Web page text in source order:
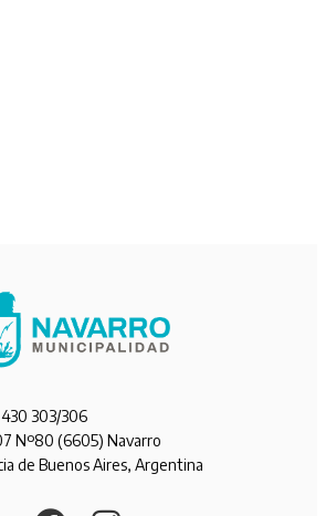
303/306
Nº80 (6605) Navarro
de Buenos Aires, Argentina